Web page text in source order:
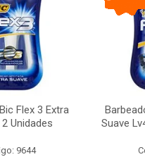
Flex 3 Extra
Unidades
9644
Suave